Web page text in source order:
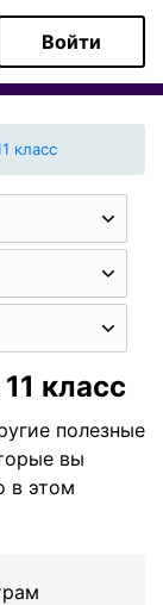
Войти
класс
класс
полезные
вы
в этом